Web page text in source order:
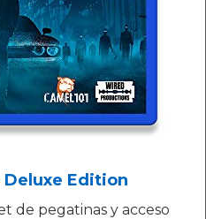
Deluxe Edition
de pegatinas y acceso